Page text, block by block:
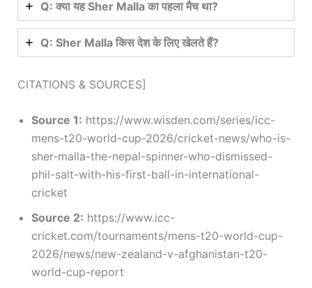
Q: क्या यह Sher Malla का पहला मैच था?
Q: Sher Malla किस देश के लिए खेलते हैं?
CITATIONS & SOURCES]
Source 1: https://www.wisden.com/series/icc-
mens-t20-world-cup-2026/cricket-news/who-is-
sher-malla-the-nepal-spinner-who-dismissed-
phil-salt-with-his-first-ball-in-international-
cricket
Source 2: https://www.icc-
cricket.com/tournaments/mens-t20-world-cup-
2026/news/new-zealand-v-afghanistan-t20-
world-cup-report